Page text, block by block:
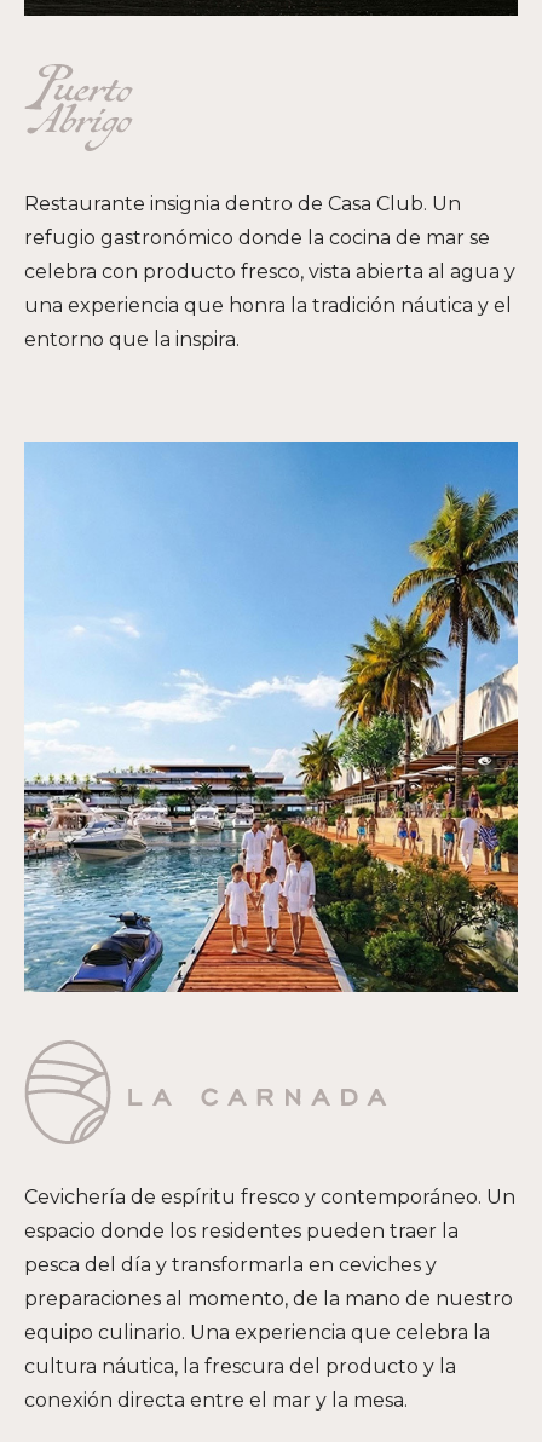
Restaurante insignia dentro de Casa Club. Un
refugio gastronómico donde la cocina de mar se
celebra con producto fresco, vista abierta al agua y
una experiencia que honra la tradición náutica y el
entorno que la inspira.
Cevichería de espíritu fresco y contemporáneo. Un
espacio donde los residentes pueden traer la
pesca del día y transformarla en ceviches y
preparaciones al momento, de la mano de nuestro
equipo culinario. Una experiencia que celebra la
cultura náutica, la frescura del producto y la
conexión directa entre el mar y la mesa.